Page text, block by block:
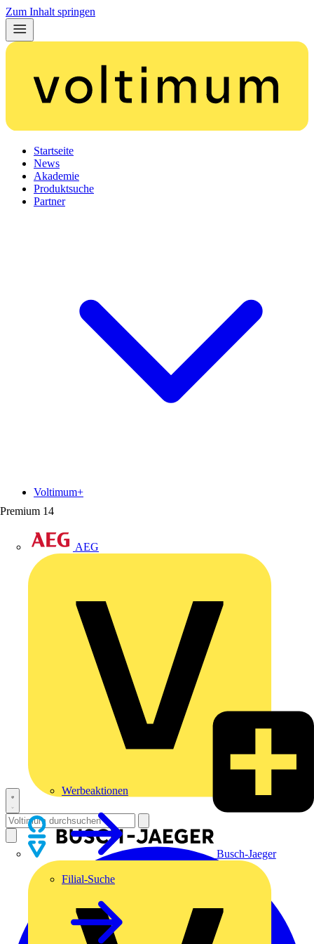
Zum Inhalt springen
Startseite
News
Akademie
Produktsuche
Partner
Premium 14
AEG
Busch-Jaeger
Voltimum+
Werbeaktionen
Filial-Suche